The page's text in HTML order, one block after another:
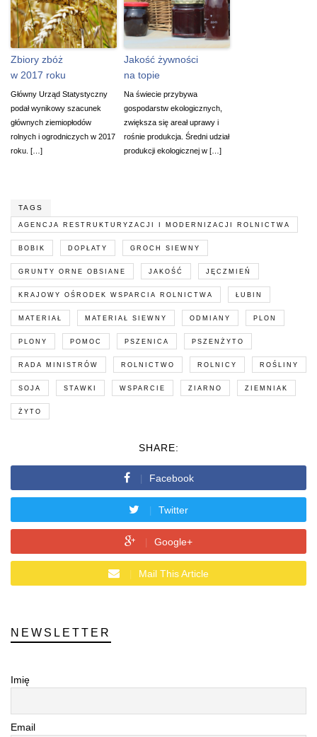
Zbiory zbóż
w 2017 roku
Główny Urząd Statystyczny
podał wynikowy szacunek
głównych ziemiopłodów
rolnych i ogrodniczych w 2017
roku. […]
Jakość żywności
na topie
Na świecie przybywa
gospodarstw ekologicznych,
zwiększa się areał uprawy i
rośnie produkcja. Średni udział
produkcji ekologicznej w […]
TAGS
AGENCJA RESTRUKTURYZACJI I MODERNIZACJI ROLNICTWA
BOBIK DOPŁATY GROCH SIEWNY
GRUNTY ORNE OBSIANE JAKOŚĆ JĘCZMIEŃ
KRAJOWY OŚRODEK WSPARCIA ROLNICTWA ŁUBIN
MATERIAŁ MATERIAŁ SIEWNY ODMIANY PLON
PLONY POMOC PSZENICA PSZENŻYTO
RADA MINISTRÓW ROLNICTWO ROLNICY ROŚLINY
SOJA STAWKI WSPARCIE ZIARNO ZIEMNIAK
ŻYTO
SHARE:
Facebook
Twitter
Google+
Mail This Article
NEWSLETTER
Imię
Email